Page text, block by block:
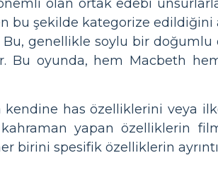
olan ortak edebi
şekilde kategorize edildiğini
genellikle soylu bir
Bu oyunda, hem Macbeth
has özelliklerini veya
yapan özelliklerin
birini spesifik özelliklerin